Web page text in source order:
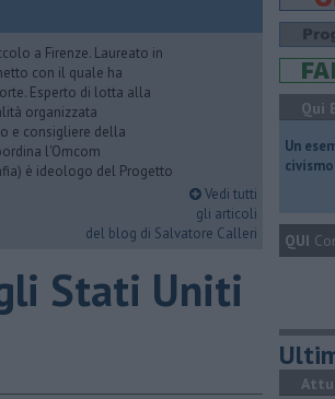
a Firenze. Laureato in
con il quale ha
Esperto di lotta alla
organizzata
e consigliere della
l'Omcom
è ideologo del Progetto
Vedi tutti
gli articoli
del blog di Salvatore Calleri
Stati Uniti
Qui
​Un
civismo
QUI